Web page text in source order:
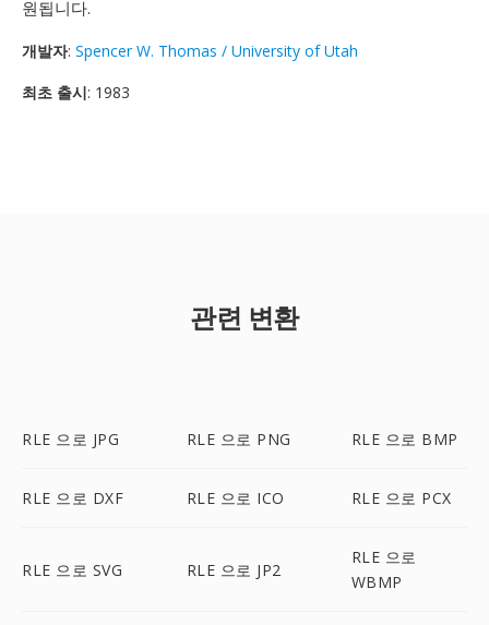
원됩니다.
개발자: Spencer W. Thomas / University of Utah
최초 출시: 1983
관련 변환
RLE 으로 JPG RLE 으로 PNG RLE 으로 BMP
RLE 으로 DXF RLE 으로 ICO RLE 으로 PCX
RLE 으로 SVG RLE 으로 JP2
RLE 으로
WBMP